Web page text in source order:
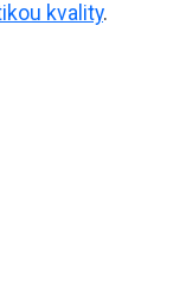
kvality.